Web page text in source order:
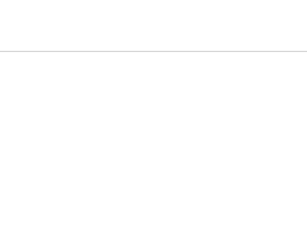
29800045 11 x 4.00 - 5